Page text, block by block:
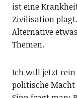
ist eine
Zivilisation
Alternative
Themen.
Ich will jetzt rein
politische Macht